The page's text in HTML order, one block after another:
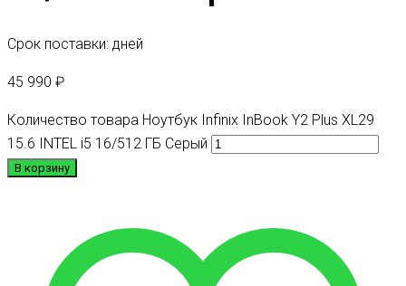
Срок поставки: дней
45 990 ₽
Количество товара Ноутбук Infinix InBook Y2 Plus XL29
15.6 INTEL i5 16/512 ГБ Серый
В корзину